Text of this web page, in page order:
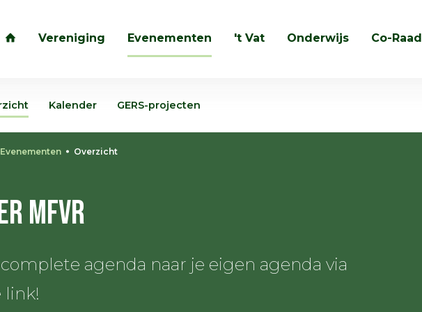
Vereniging Evenementen 't Vat Onderwijs Co-Raad
Zoeken
inloggen
Evenementen Overzicht
MFVR
agenda naar je eigen agenda via
link!
Kalender GERS-projecten